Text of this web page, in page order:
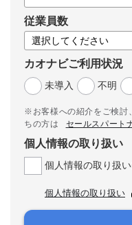
従業員数
カオナビご利用状況
未導入
不明
※お客様への紹介をご検討
ちの方は
セールスパート
個人情報の取り扱い
個人情報の取り扱
個人情報の取り扱い